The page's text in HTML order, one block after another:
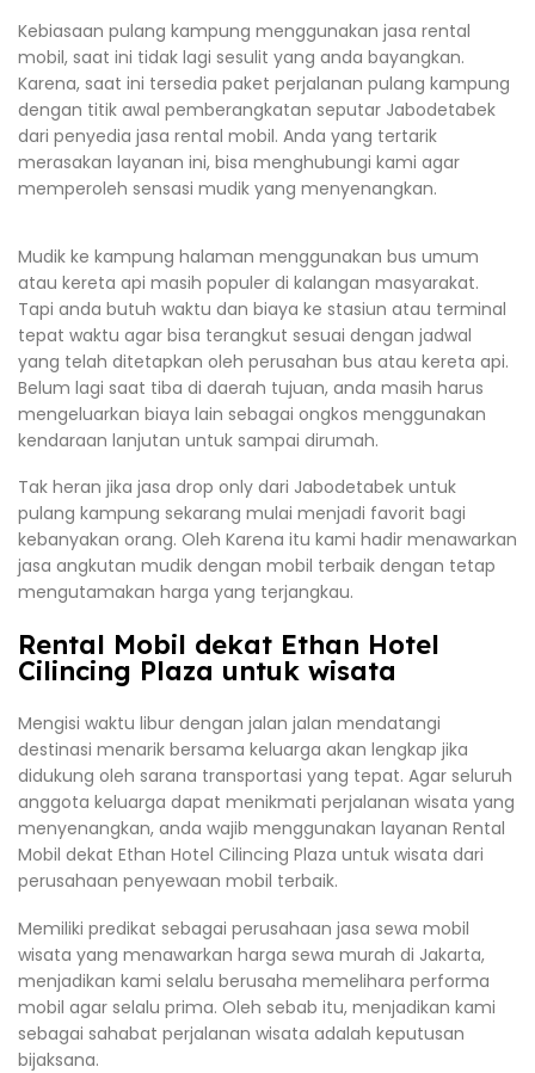
Kebiasaan pulang kampung menggunakan jasa rental
mobil, saat ini tidak lagi sesulit yang anda bayangkan.
Karena, saat ini tersedia paket perjalanan pulang kampung
dengan titik awal pemberangkatan seputar Jabodetabek
dari penyedia jasa rental mobil. Anda yang tertarik
merasakan layanan ini, bisa menghubungi kami agar
memperoleh sensasi mudik yang menyenangkan.
Mudik ke kampung halaman menggunakan bus umum
atau kereta api masih populer di kalangan masyarakat.
Tapi anda butuh waktu dan biaya ke stasiun atau terminal
tepat waktu agar bisa terangkut sesuai dengan jadwal
yang telah ditetapkan oleh perusahan bus atau kereta api.
Belum lagi saat tiba di daerah tujuan, anda masih harus
mengeluarkan biaya lain sebagai ongkos menggunakan
kendaraan lanjutan untuk sampai dirumah.
Tak heran jika jasa drop only dari Jabodetabek untuk
pulang kampung sekarang mulai menjadi favorit bagi
kebanyakan orang. Oleh Karena itu kami hadir menawarkan
jasa angkutan mudik dengan mobil terbaik dengan tetap
mengutamakan harga yang terjangkau.
Rental Mobil dekat Ethan Hotel
Cilincing Plaza untuk wisata
Mengisi waktu libur dengan jalan jalan mendatangi
destinasi menarik bersama keluarga akan lengkap jika
didukung oleh sarana transportasi yang tepat. Agar seluruh
anggota keluarga dapat menikmati perjalanan wisata yang
menyenangkan, anda wajib menggunakan layanan Rental
Mobil dekat Ethan Hotel Cilincing Plaza untuk wisata dari
perusahaan penyewaan mobil terbaik.
Memiliki predikat sebagai perusahaan jasa sewa mobil
wisata yang menawarkan harga sewa murah di Jakarta,
menjadikan kami selalu berusaha memelihara performa
mobil agar selalu prima. Oleh sebab itu, menjadikan kami
sebagai sahabat perjalanan wisata adalah keputusan
bijaksana.